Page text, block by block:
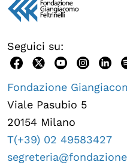
Seguici su:
Fondazione
Viale Pasubio 5
20154 Milano
T(+39) 02 49583427